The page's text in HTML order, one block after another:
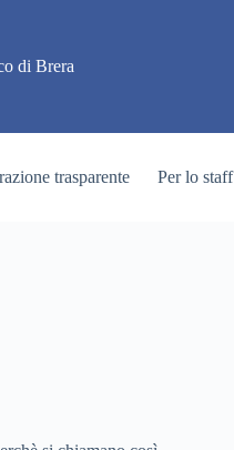
di Brera
trasparente Per lo staff